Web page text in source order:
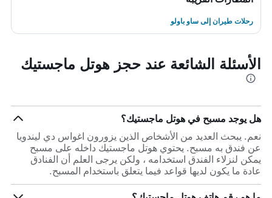
رحلات طيران إلى ساو باولو
الأسئلة الشائعة عند حجز هوتل ماجستيك
هل يوجد مسبح في هوتل ماجستيك؟
نعم. يبحث العديد من الأشخاص الذين يزورون اغواس دي ليندويا
عن فندق به مسبح. يحتوي هوتل ماجستيك داخله على مسبح
يمكن لنزلاء الفندق استخدامه ، ولكن يرجى العلم أن الفنادق
عادة ما يكون لديها قواعد فيما يتعلق باستخدام المسبح.